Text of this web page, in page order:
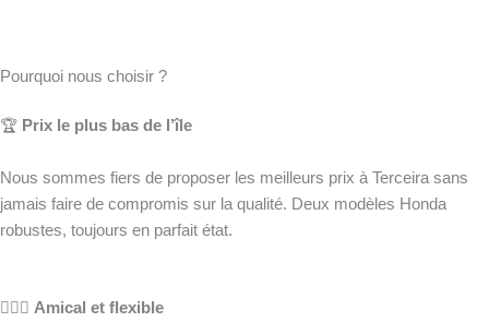
Pourquoi nous choisir ?
🏆 Prix le plus bas de l’île
Nous sommes fiers de proposer les meilleurs prix à Terceira sans
jamais faire de compromis sur la qualité. Deux modèles Honda
robustes, toujours en parfait état.
🤸🏻‍♀️ Amical et flexible